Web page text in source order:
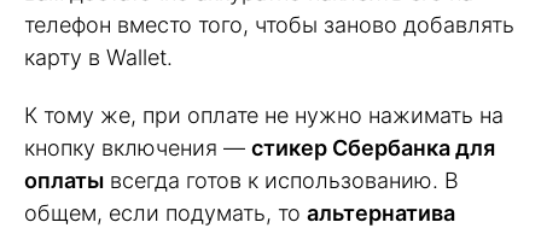
телефон вместо того, чтобы заново добавлять
карту в Wallet.
К тому же, при оплате не нужно нажимать на
кнопку включения — стикер Сбербанка для
оплаты всегда готов к использованию. В
общем, если подумать, то альтернатива